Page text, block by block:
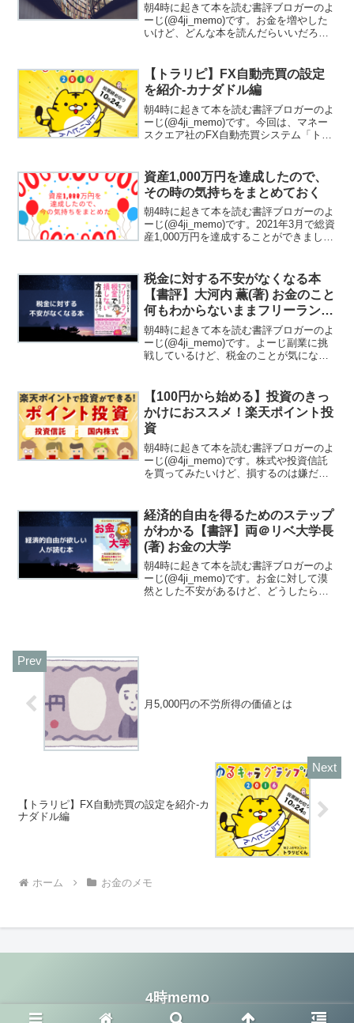
朝4時に起きて本を読む書評ブロガーのよ
ーじ(@4ji_memo)です。お金を増やした
いけど、どんな本を読んだらいいだろ
1,000万円を達成することができました。
平凡...
【トラリピ】FX自動売買の設定
を紹介-カナダドル編
朝4時に起きて本を読む書評ブロガーのよ
ーじ(@4ji_memo)です。今回は、マネー
スクエア社のFX自動売買システム「トラ
でいる人の参考になればうれしいです。
「守り」を...
資産1,000万円を達成したので、
その時の気持ちをまとめておく
朝4時に起きて本を読む書評ブロガーのよ
ーじ(@4ji_memo)です。2021年3月で総資
産1,000万円を達成することができまし
目標が達成できたことは素直...
税金に対する不安がなくなる本
【書評】大河内 薫(著) お金のこと
何もわからないままフリーランス
になっちゃいましたが税金で損し
ない方法を教えてください！
朝4時に起きて本を読む書評ブロガーのよ
ーじ(@4ji_memo)です。よーじ副業に挑
戦しているけど、税金のことが気にな
た。今回紹介するのは『大河内 薫(著) お
金のこと何...
【100円から始める】投資のきっ
かけにおススメ！楽天ポイント投
資
朝4時に起きて本を読む書評ブロガーのよ
ーじ(@4ji_memo)です。株式や投資信託
を買ってみたいけど、損するのは嫌だな
経済的自由を得るためのステップ
がわかる【書評】両＠リベ大学長
(著) お金の大学
朝4時に起きて本を読む書評ブロガーのよ
ーじ(@4ji_memo)です。お金に対して漠
然とした不安があるけど、どうしたらい
月5,000円の不労所得の価値とは
【トラリピ】FX自動売買の設定を紹介-カ
ナダドル編
ホーム お金のメモ
4時memo